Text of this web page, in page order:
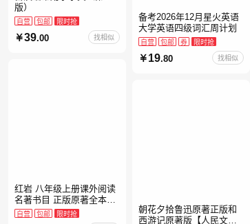
版）
自营 包邮 限时抢
39.00 找相似
备考2026年12月星火英语
大学英语四级词汇周计划
自营 包邮 券 限时抢
19.80 找相似
红岩 八年级上册课外阅读
名著书目 正版原著全本无
删减 罗广斌杨益言著爱国
主义红色经典书籍初中生
自营 包邮 限时抢
朝花夕拾鲁迅原著正版和
西游记原著版【人民文学